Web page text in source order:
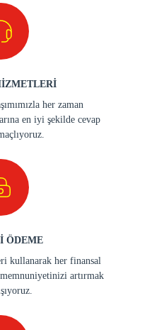
her zaman
en iyi şekilde cevap
ÖDEME
kullanarak her finansal
artırmak